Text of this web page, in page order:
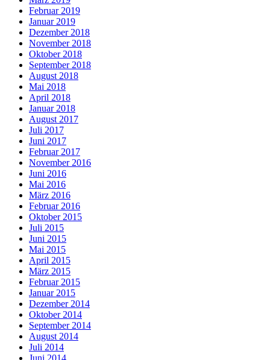
Februar 2019
Januar 2019
Dezember 2018
November 2018
Oktober 2018
September 2018
August 2018
Mai 2018
April 2018
Januar 2018
August 2017
Juli 2017
Juni 2017
Februar 2017
November 2016
Juni 2016
Mai 2016
März 2016
Februar 2016
Oktober 2015
Juli 2015
Juni 2015
Mai 2015
April 2015
März 2015
Februar 2015
Januar 2015
Dezember 2014
Oktober 2014
September 2014
August 2014
Juli 2014